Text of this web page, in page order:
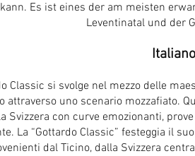
Es ist eines der am meisten
Leventinatal und der
Classic si svolge nel mezzo delle
attraverso uno scenario mozzafiato.
Svizzera con curve emozionanti,
La “Gottardo Classic” festeggia il
dal Ticino, dalla Svizzera